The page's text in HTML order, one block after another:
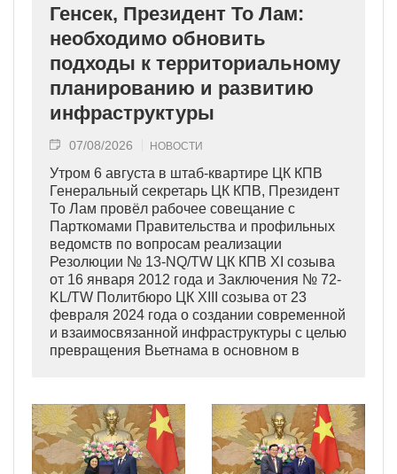
Генсек, Президент То Лам:
необходимо обновить
подходы к территориальному
планированию и развитию
инфраструктуры
07/08/2026 НОВОСТИ
Утром 6 августа в штаб-квартире ЦК КПВ
Генеральный секретарь ЦК КПВ, Президент
То Лам провёл рабочее совещание с
Парткомами Правительства и профильных
ведомств по вопросам реализации
Резолюции № 13-NQ/TW ЦК КПВ XI созыва
от 16 января 2012 года и Заключения № 72-
KL/TW Политбюро ЦК XIII созыва от 23
февраля 2024 года о создании современной
и взаимосвязанной инфраструктуры с целью
превращения Вьетнама в основном в